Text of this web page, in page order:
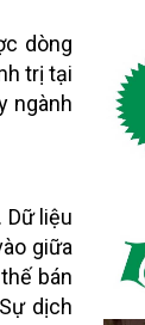
dòng
trị tại
ngành
Dữ liệu
giữa
bán
dịch